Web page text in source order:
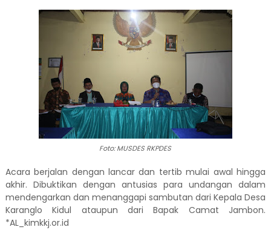
Foto: MUSDES RKPDES
Acara berjalan dengan lancar dan tertib mulai awal hingga
akhir. Dibuktikan dengan antusias para undangan dalam
mendengarkan dan menanggapi sambutan dari Kepala Desa
Karanglo Kidul ataupun dari Bapak Camat Jambon.
*AL_kimkkj.or.id